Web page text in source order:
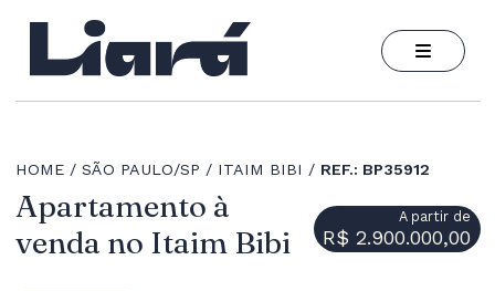
HOME SÃO PAULO/SP ITAIM BIBI REF.: BP35912
Apartamento à
venda no Itaim Bibi
A partir de
R$ 2.900.000,00